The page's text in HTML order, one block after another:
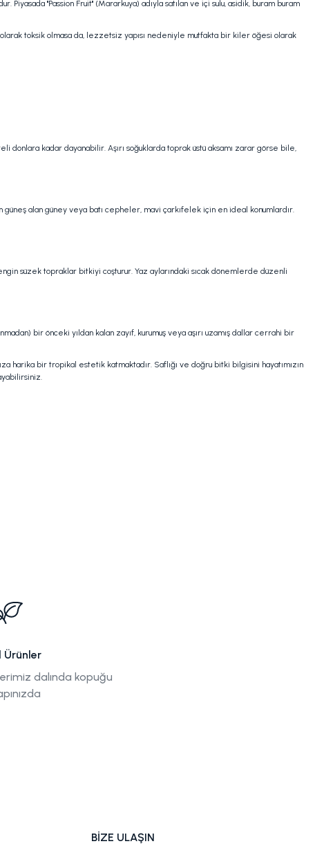
Piyasada "Passion Fruit" (Mararkuya) adıyla satılan ve içi sulu, asidik, buram buram
toksik olmasa da, lezzetsiz yapısı nedeniyle mutfakta bir kiler öğesi olarak
donlara kadar dayanabilir. Aşırı soğuklarda toprak üstü aksamı zarar görse bile,
güneş alan güney veya batı cepheler, mavi çarkıfelek için en ideal konumlardır.
süzek topraklar bitkiyi coşturur. Yaz aylarındaki sıcak dönemlerde düzenli
bir önceki yıldan kalan zayıf, kurumuş veya aşırı uzamış dallar cerrahi bir
harika bir tropikal estetik katmaktadır. Saflığı ve doğru bitki bilgisini hayatımızın
Ürünler
dalında kopuğu
BİZE ULAŞIN